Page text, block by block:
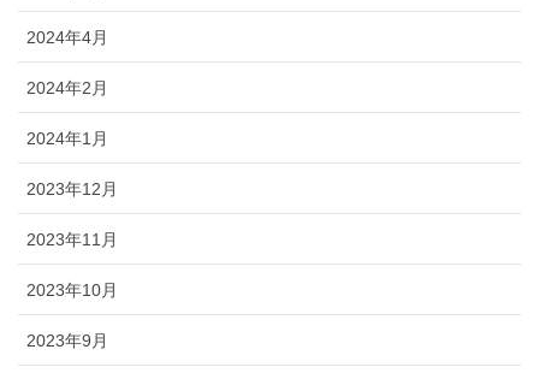
2024年4月
2024年2月
2024年1月
2023年12月
2023年11月
2023年10月
2023年9月